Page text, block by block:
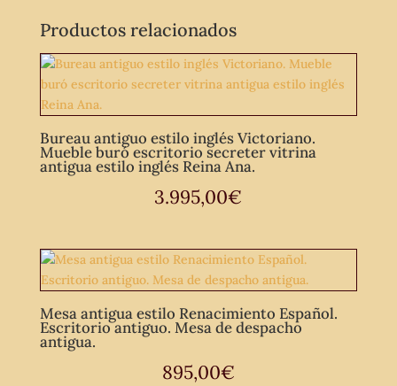
Productos relacionados
Bureau antiguo estilo inglés Victoriano.
Mueble buró escritorio secreter vitrina
antigua estilo inglés Reina Ana.
3.995,00€
Mesa antigua estilo Renacimiento Español.
Escritorio antiguo. Mesa de despacho
antigua.
895,00€